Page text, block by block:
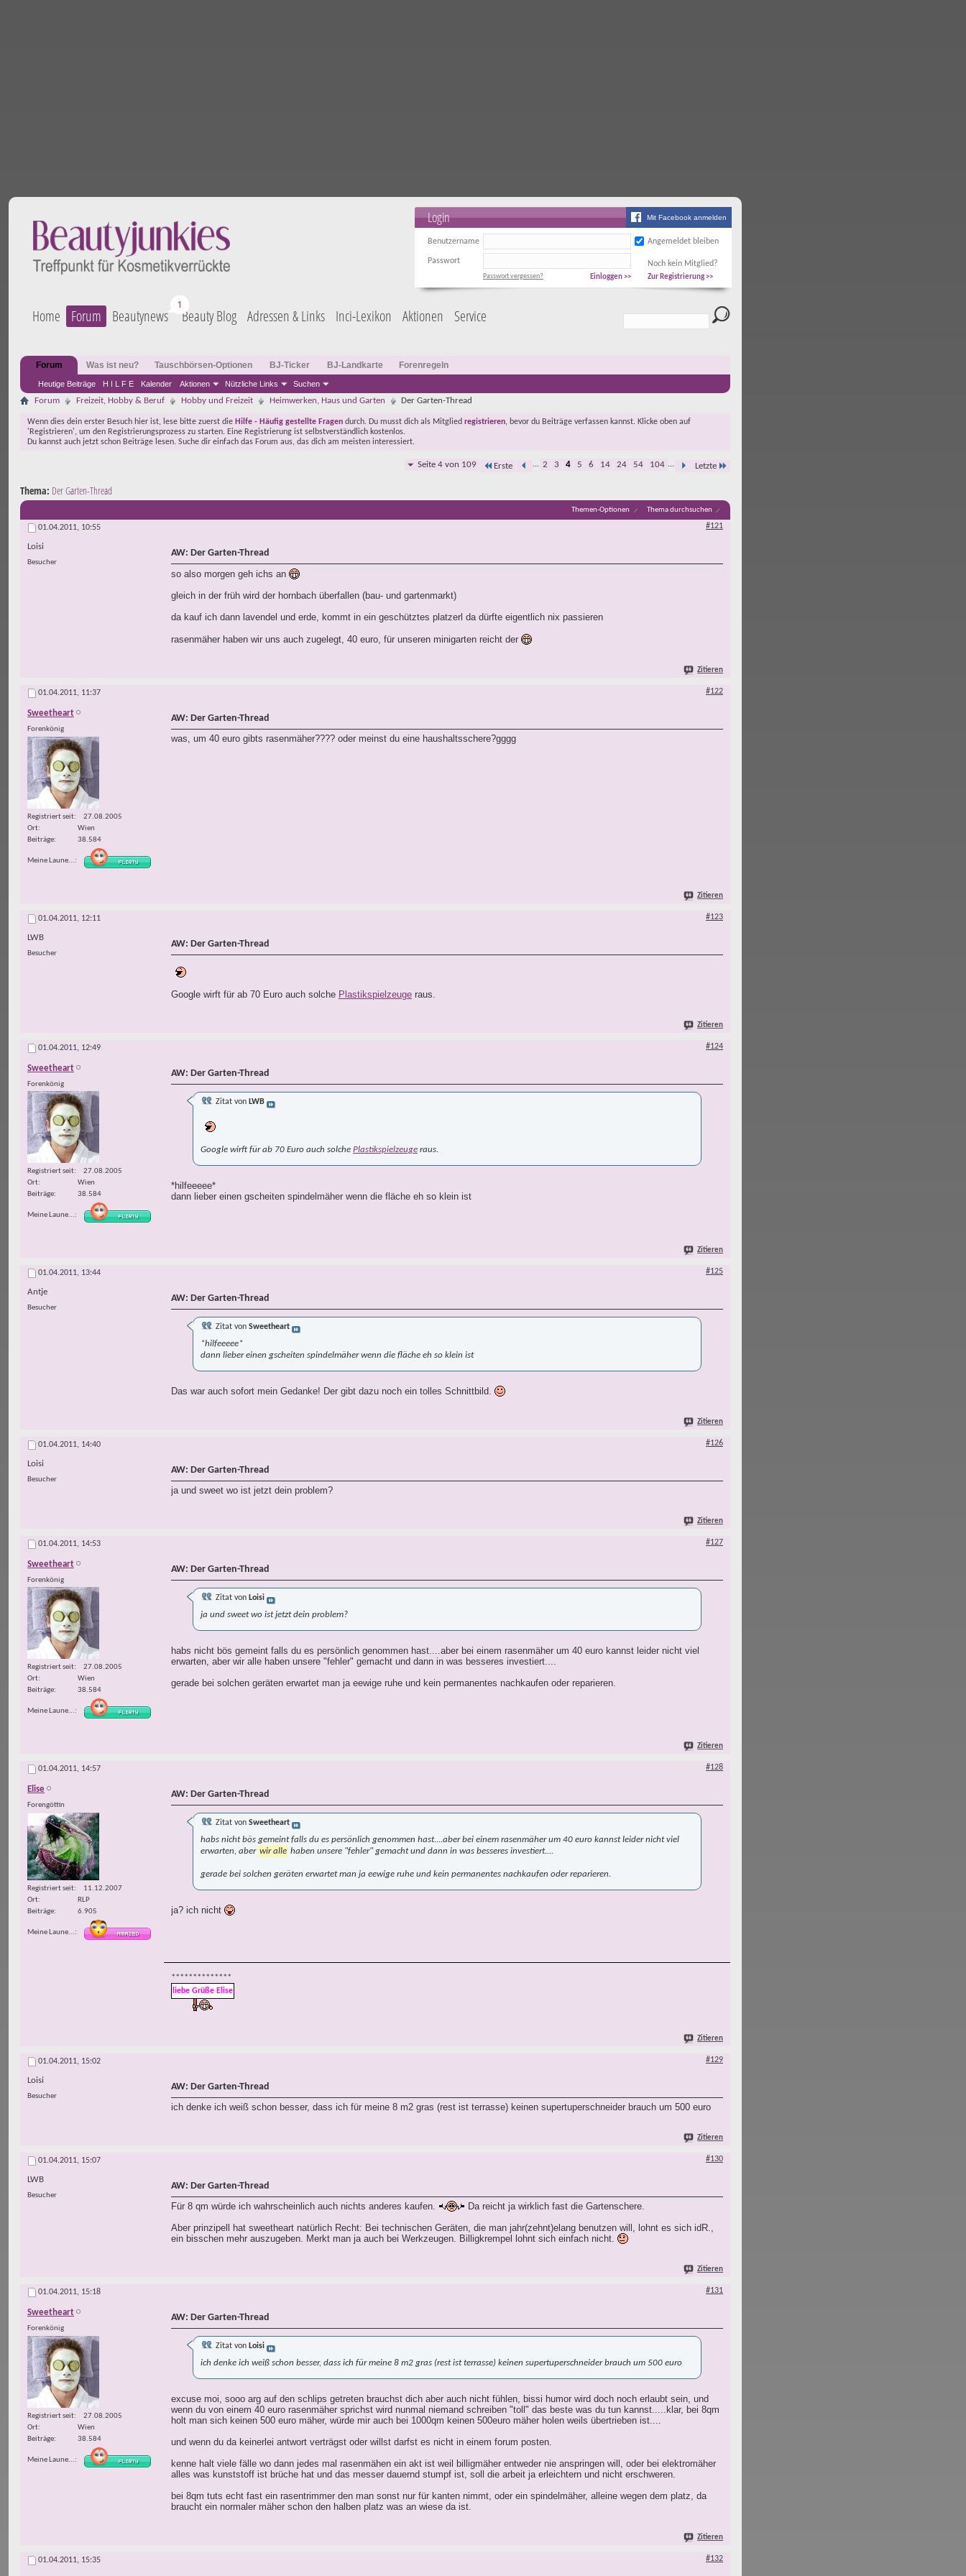
Mit Facebook anmelden
Login
Benutzername Angemeldet bleiben
Passwort Noch kein Mitglied?
Einloggen >>
Passwort vergessen? Zur Registrierung >>
Home Forum Beautynews Beauty Blog Adressen & Links Inci-Lexikon Aktionen Service
Forum
Heutige Beiträge H I L F E Kalender Aktionen Nützliche Links Suchen
Was ist neu? Tauschbörsen-Optionen BJ-Ticker BJ-Landkarte Forenregeln
Forum Freizeit, Hobby & Beruf Hobby und Freizeit Heimwerken, Haus und Garten Der Garten-Thread
Wenn dies dein erster Besuch hier ist, lese bitte zuerst die Hilfe - Häufig gestellte Fragen durch. Du musst dich als Mitglied registrieren, bevor du Beiträge verfassen kannst. Klicke oben auf
'Registrieren', um den Registrierungsprozess zu starten. Eine Registrierung ist selbstverständlich kostenlos.
Du kannst auch jetzt schon Beiträge lesen. Suche dir einfach das Forum aus, das dich am meisten interessiert.
Seite 4 von 109 Erste ... 2 3 4 5 6 14 24 54 104 ... Letzte
Thema: Der Garten-Thread
Themen-Optionen Thema durchsuchen
01.04.2011, 10:55 #121
Loisi
Besucher
AW: Der Garten-Thread
so also morgen geh ichs an
gleich in der früh wird der hornbach überfallen (bau- und gartenmarkt)
da kauf ich dann lavendel und erde, kommt in ein geschütztes platzerl da dürfte eigentlich nix passieren
rasenmäher haben wir uns auch zugelegt, 40 euro, für unseren minigarten reicht der
Zitieren
01.04.2011, 11:37 #122
Sweetheart
Forenkönig
Registriert seit
27.08.2005
Ort
Wien
Beiträge
38.584
Meine Laune...
AW: Der Garten-Thread
was, um 40 euro gibts rasenmäher???? oder meinst du eine haushaltsschere?gggg
Zitieren
01.04.2011, 12:11 #123
LWB
Besucher
AW: Der Garten-Thread
Google wirft für ab 70 Euro auch solche Plastikspielzeuge raus.
Zitieren
01.04.2011, 12:49 #124
Sweetheart
Forenkönig
Registriert seit
27.08.2005
Ort
Wien
Beiträge
38.584
Meine Laune...
AW: Der Garten-Thread
Zitat von LWB
Google wirft für ab 70 Euro auch solche Plastikspielzeuge raus.
*hilfeeeee*
dann lieber einen gscheiten spindelmäher wenn die fläche eh so klein ist
Zitieren
01.04.2011, 13:44 #125
Antje
Besucher
AW: Der Garten-Thread
Zitat von Sweetheart
*hilfeeeee*
dann lieber einen gscheiten spindelmäher wenn die fläche eh so klein ist
Das war auch sofort mein Gedanke! Der gibt dazu noch ein tolles Schnittbild.
Zitieren
01.04.2011, 14:40 #126
Loisi
Besucher
AW: Der Garten-Thread
ja und sweet wo ist jetzt dein problem?
Zitieren
01.04.2011, 14:53 #127
Sweetheart
Forenkönig
Registriert seit
27.08.2005
Ort
Wien
Beiträge
38.584
Meine Laune...
AW: Der Garten-Thread
Zitat von Loisi
ja und sweet wo ist jetzt dein problem?
habs nicht bös gemeint falls du es persönlich genommen hast....aber bei einem rasenmäher um 40 euro kannst leider nicht viel
erwarten, aber wir alle haben unsere "fehler" gemacht und dann in was besseres investiert....
gerade bei solchen geräten erwartet man ja eewige ruhe und kein permanentes nachkaufen oder reparieren.
Zitieren
01.04.2011, 14:57 #128
Elise
Forengöttin
Registriert seit
11.12.2007
Ort
RLP
Beiträge
6.905
Meine Laune...
AW: Der Garten-Thread
Zitat von Sweetheart
habs nicht bös gemeint falls du es persönlich genommen hast....aber bei einem rasenmäher um 40 euro kannst leider nicht viel
erwarten, aber wir alle haben unsere "fehler" gemacht und dann in was besseres investiert....
gerade bei solchen geräten erwartet man ja eewige ruhe und kein permanentes nachkaufen oder reparieren.
ja? ich nicht
**************
liebe Grüße Elise
Zitieren
01.04.2011, 15:02 #129
Loisi
Besucher
AW: Der Garten-Thread
ich denke ich weiß schon besser, dass ich für meine 8 m2 gras (rest ist terrasse) keinen supertuperschneider brauch um 500 euro
Zitieren
01.04.2011, 15:07 #130
LWB
Besucher
AW: Der Garten-Thread
Für 8 qm würde ich wahrscheinlich auch nichts anderes kaufen.
Da reicht ja wirklich fast die Gartenschere.
Aber prinzipell hat sweetheart natürlich Recht: Bei technischen Geräten, die man jahr(zehnt)elang benutzen will, lohnt es sich idR.,
ein bisschen mehr auszugeben. Merkt man ja auch bei Werkzeugen. Billigkrempel lohnt sich einfach nicht.
Zitieren
01.04.2011, 15:18 #131
Sweetheart
Forenkönig
Registriert seit
27.08.2005
Ort
Wien
Beiträge
38.584
Meine Laune...
AW: Der Garten-Thread
Zitat von Loisi
ich denke ich weiß schon besser, dass ich für meine 8 m2 gras (rest ist terrasse) keinen supertuperschneider brauch um 500 euro
excuse moi, sooo arg auf den schlips getreten brauchst dich aber auch nicht fühlen, bissi humor wird doch noch erlaubt sein, und
wenn du von einem 40 euro rasenmäher sprichst wird nunmal niemand schreiben "toll" das beste was du tun kannst.....klar, bei 8qm
holt man sich keinen 500 euro mäher, würde mir auch bei 1000qm keinen 500euro mäher holen weils übertrieben ist....
und wenn du da keinerlei antwort verträgst oder willst darfst es nicht in einem forum posten.
kenne halt viele fälle wo dann jedes mal rasenmähen ein akt ist weil billigmäher entweder nie anspringen will, oder bei elektromäher
alles was kunststoff ist brüche hat und das messer dauernd stumpf ist, soll die arbeit ja erleichtern und nicht erschweren.
bei 8qm tuts echt fast ein rasentrimmer den man sonst nur für kanten nimmt, oder ein spindelmäher, alleine wegen dem platz, da
braucht ein normaler mäher schon den halben platz was an wiese da ist.
Zitieren
01.04.2011, 15:35 #132